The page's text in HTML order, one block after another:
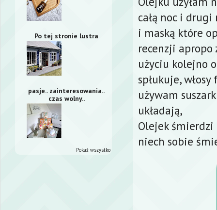
całą noc i
i maską które
recenzji apropo
użyciu kolejno
spłukuje,
używam
układają,
Olejek śmierdzi
niech sobie
Po tej stronie lustra
pasje.. zainteresowania..
czas wolny..
Pokaż wszystko